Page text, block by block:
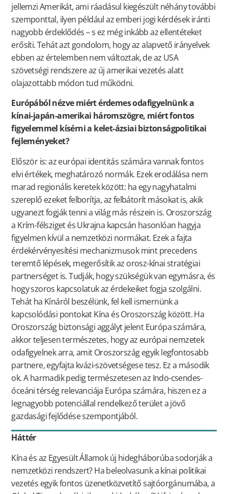
jellemzi Amerikát, ami ráadásul kiegészült néhány további
szemponttal, ilyen például az emberi jogi kérdések iránti
nagyobb érdeklődés – s ez még inkább az ellentéteket
erősíti. Tehát azt gondolom, hogy az alapvető irányelvek
ebben az értelemben nem változtak, de az USA
szövetségi rendszere az új amerikai vezetés alatt
olajazottabb módon tud működni.
Európából nézve miért érdemes odafigyelnünk a
kínai-japán-amerikai háromszögre, miért fontos
figyelemmel kísérni a kelet-ázsiai biztonságpolitikai
fejleményeket?
Először is: az európai identitás számára vannak fontos
elvi értékek, meghatározó normák. Ezek erodálása nem
marad regionális keretek között: ha egy nagyhatalmi
szereplő ezeket felborítja, az felbátorít másokat is, akik
ugyanezt fogják tenni a világ más részein is. Oroszország
a Krím-félsziget és Ukrajna kapcsán hasonlóan hagyja
figyelmen kívül a nemzetközi normákat. Ezek a fajta
érdekérvényesítési mechanizmusok mint precedens
teremtő lépések, megerősítik az orosz-kínai stratégiai
partnerséget is. Tudják, hogy szükségük van egymásra, és
hogy szoros kapcsolatuk az érdekeiket fogja szolgálni.
Tehát ha Kínáról beszélünk, fel kell ismernünk a
kapcsolódási pontokat Kína és Oroszország között. Ha
Oroszország biztonsági aggályt jelent Európa számára,
akkor teljesen természetes, hogy az európai nemzetek
odafigyelnek arra, amit Oroszország egyik legfontosabb
partnere, egyfajta kvázi-szövetségese tesz. Ez a második
ok. A harmadik pedig természetesen az Indo-csendes-
óceáni térség relevanciája Európa számára, hiszen ez a
legnagyobb potenciállal rendelkező terület a jövő
gazdasági fejlődése szempontjából.
Háttér
Kína és az Egyesült Államok új hidegháborúba sodorják a
nemzetközi rendszert? Ha beleolvasunk a kínai politikai
vezetés egyik fontos üzenetközvetítő sajtóorgánumába, a